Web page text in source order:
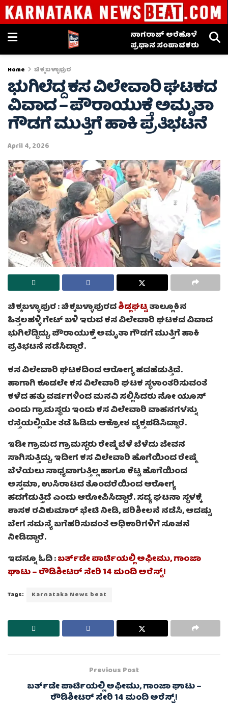
ನಾಗರಾಜ್ ಅರೆಹೊಳೆ
ಪ್ರಧಾನ ಸಂಪಾದಕರು
Home ಚಿಕ್ಕಬಳ್ಳಾಫುರ
ಭುಗಿಲೆದ್ದ ಕಸ ವಿಲೇವಾರಿ ಘಟಕದ
ವಿವಾದ – ಪೌರಾಯುಕ್ತೆ ಅಮೃತಾ
ಗೌಡಗೆ ಮುತ್ತಿಗೆ ಹಾಕಿ ಪ್ರತಿಭಟನೆ
April 4, 2026
ಚಿಕ್ಕಬಳ್ಳಾಪುರ :ಚಿಕ್ಕಬಳ್ಳಾಪುರದಶಿಡ್ಲಘಟ್ಟತಾಲ್ಲೂಕಿನ
ಹಿತ್ತಲಹಳ್ಳಿ ಗೇಟ್ ಬಳಿ ಇರುವ ಕಸ ವಿಲೇವಾರಿ ಘಟಕದ ವಿವಾದ
ಭುಗಿಲೆದ್ದಿದ್ದು, ಪೌರಾಯುಕ್ತೆ ಅಮೃತಾ ಗೌಡಗೆ ಮುತ್ತಿಗೆ ಹಾಕಿ
ಪ್ರತಿಭಟನೆ ನಡೆಸಿದ್ದಾರೆ.
ಕಸ ವಿಲೇವಾರಿ ಘಟಕದಿಂದ ಆರೋಗ್ಯ ಹದಹೆಡುತ್ತಿದೆ.
ಹಾಗಾಗಿ ಕೂಡಲೇ ಕಸ ವಿಲೇವಾರಿ ಘಟಕ ಸ್ಥಳಾಂತರಿಸುವಂತೆ
ಕಳೆದ ಹತ್ತು ವರ್ಷಗಳಿಂದ ಮನವಿ ಸಲ್ಲಿಸಿದರು ನೋ ಯೂಸ್
ಎಂದು ಗ್ರಾಮಸ್ಥರು ಇಂದು ಕಸ ವಿಲೇವಾರಿ ವಾಹನಗಳನ್ನು
ರಸ್ತೆಯಲ್ಲಿಯೇ ತಡೆ ಹಿಡಿದು ಆಕ್ರೋಶ ವ್ಯಕ್ತಪಡಿಸಿದ್ದಾರೆ.
ಇಡೀ ಗ್ರಾಮದ ಗ್ರಾಮಸ್ಥರು ರೇಷ್ಮೆ ಬೆಳೆ ಬೆಳೆದು ಜೀವನ
ಸಾಗಿಸುತ್ತಿದ್ದು, ಇದೀಗ ಕಸ ವಿಲೇವಾರಿ ಹೊಗೆಯಿಂದ ರೇಷ್ಮೆ
ಬೆಳೆಯಲು ಸಾಧ್ಯವಾಗುತ್ತಿಲ್ಲ ಹಾಗೂ ಕೆಟ್ಟ ಹೊಗೆಯಿಂದ
ಅಸ್ತಮಾ, ಉಸಿರಾಟದ ತೊಂದರೆಯಿಂದ ಆರೋಗ್ಯ
ಹದಗೆಡುತ್ತಿದೆ ಎಂದು ಆರೋಪಿಸಿದ್ದಾರೆ. ಸದ್ಯ ಘಟನಾ ಸ್ಥಳಕ್ಕೆ
ಶಾಸಕ ರವಿಕುಮಾರ್ ಭೇಟಿ ನೀಡಿ, ಪರಿಶೀಲನೆ ನಡೆಸಿ, ಆದಷ್ಟು
ಬೇಗ ಸಮಸ್ಯೆ ಬಗೆಹರಿಸುವಂತೆ ಅಧಿಕಾರಿಗಳಿಗೆ ಸೂಚನೆ
ನೀಡಿದ್ದಾರೆ.
ಇದನ್ನೂ ಓದಿ :ಬರ್ತ್‌ಡೇ ಪಾರ್ಟಿಯಲ್ಲಿ ಅಫೀಮು, ಗಾಂಜಾ
ಘಾಟು – ರೌಡಿಶೀಟರ್ ‌ಸೇರಿ 14 ಮಂದಿ ಅರೆಸ್ಟ್!
Tags: Karnataka News beat
Previous Post
ಬರ್ತ್‌ಡೇ ಪಾರ್ಟಿಯಲ್ಲಿ ಅಫೀಮು, ಗಾಂಜಾ ಘಾಟು –
ರೌಡಿಶೀಟರ್ ‌ಸೇರಿ 14 ಮಂದಿ ಅರೆಸ್ಟ್!